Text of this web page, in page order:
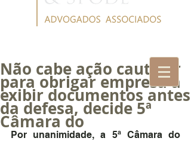
Não cabe ação cautelar
para obrigar empresa a
exibir documentos antes
da defesa, decide 5ª
Câmara do
Por unanimidade, a 5ª Câmara do